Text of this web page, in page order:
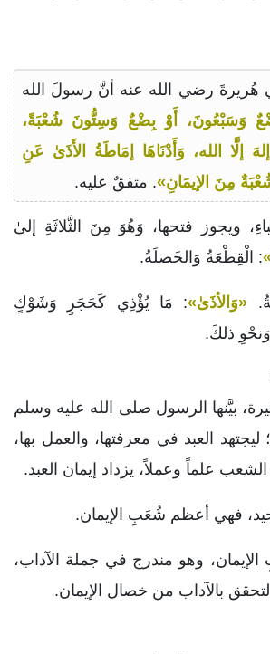
أبي هُريرةَ رضي الله عنه أنَّ رسولَ الله
وَسَبْعُونَ، أَوْ بِضْعٌ وَسِتُّونَ شُعْبَةً،
إلَّا الله، وَأَدْنَاهَا إمَاطَةُ الأَذَىٰ عَنِ
مِنَ الإيمَانِ». متفقٌ عليه.
ويجوز فتحها، وَهُوَ مِنَ الثَّلاثَةِ إلىٰ
: الْقِطْعَةُ وَالخَصلَةُ.
«وَالأذَىٰ»: مَا يُؤْذِي كَحَجَرٍ وَشَوْكٍ
ذلكَ.
بيَّنها الرسول صلى الله عليه وسلم
العبد في معرفتها، والعمل بها،
علماً وعملاً، يزداد إيمان العبد.
وهو مندرج في جملة الآداب،
بالآداب من خصال الإيمان.